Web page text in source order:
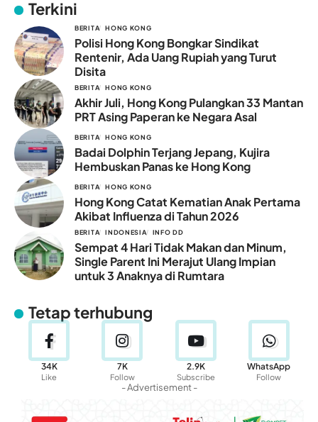
Terkini
BERITA HONG KONG
Polisi Hong Kong Bongkar Sindikat
Rentenir, Ada Uang Rupiah yang Turut
Disita
BERITA HONG KONG
Akhir Juli, Hong Kong Pulangkan 33 Mantan
PRT Asing Paperan ke Negara Asal
BERITA HONG KONG
Badai Dolphin Terjang Jepang, Kujira
Hembuskan Panas ke Hong Kong
BERITA HONG KONG
Hong Kong Catat Kematian Anak Pertama
Akibat Influenza di Tahun 2026
BERITA INDONESIA INFO DD
Sempat 4 Hari Tidak Makan dan Minum,
Single Parent Ini Merajut Ulang Impian
untuk 3 Anaknya di Rumtara
Tetap terhubung
34K
Like
7K
Follow
2.9K
Subscribe
WhatsApp
Follow
- Advertisement -